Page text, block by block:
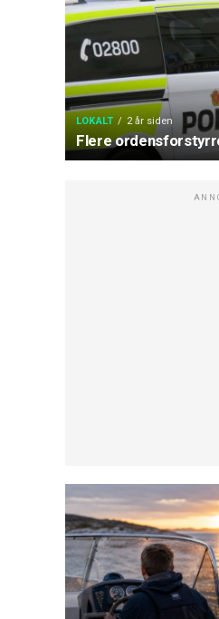
LOKALT 2 år siden
Flere